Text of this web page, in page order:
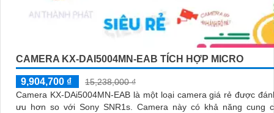
CAMERA KX-DAI5004MN-EAB TÍCH HỢP MICRO
9,904,700 ₫
15,238,000 ₫
Camera KX-DAi5004MN-EAB là một loại camera giá rẻ được
ưu hơn so với Sony SNR1s. Camera này có khả năng cung cấp chất